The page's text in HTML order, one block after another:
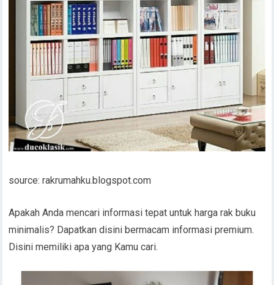
source: rakrumahku.blogspot.com
Apakah Anda mencari informasi tepat untuk harga rak buku
minimalis? Dapatkan disini bermacam informasi premium.
Disini memiliki apa yang Kamu cari.